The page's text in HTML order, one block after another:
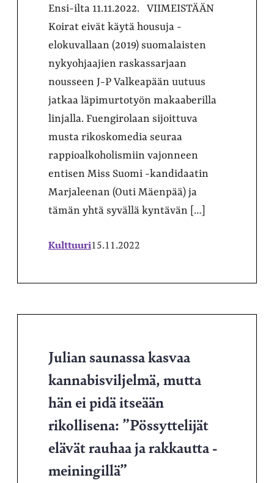
Ensi-ilta 11.11.2022. VIIMEISTÄÄN
Koirat eivät käytä housuja -
elokuvallaan (2019) suomalaisten
nykyohjaajien raskassarjaan
nousseen J-P Valkeapään uutuus
jatkaa läpimurtotyön makaaberilla
linjalla. Fuengirolaan sijoittuva
musta rikoskomedia seuraa
rappioalkoholismiin vajonneen
entisen Miss Suomi -kandidaatin
Marjaleenan (Outi Mäenpää) ja
tämän yhtä syvällä kyntävän […]
Kulttuuri15.11.2022
Julian saunassa kasvaa
kannabisviljelmä, mutta
hän ei pidä itseään
rikollisena: ”Pössyttelijät
elävät rauhaa ja rakkautta -
meiningillä”